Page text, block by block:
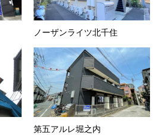
ノーザンライツ北千住
第五アルレ堀之内